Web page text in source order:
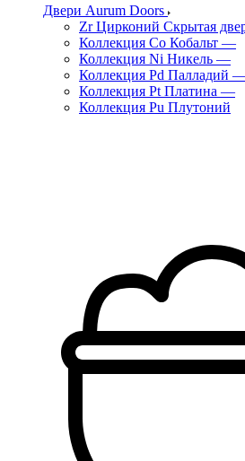
Двери Aurum Doors
Zr Цирконий Скрытая
Коллекция Co Кобальт —
Коллекция Ni Никель —
Коллекция Pd Палладий
Коллекция Pt Платина —
Коллекция Pu Плутоний